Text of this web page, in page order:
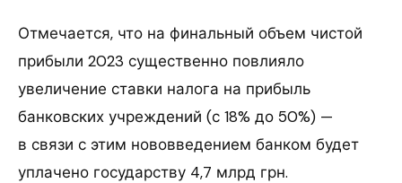
Отмечается, что на финальный объем чистой
прибыли 2023 существенно повлияло
увеличение ставки налога на прибыль
банковских учреждений (с 18% до 50%) —
в связи с этим нововведением банком будет
уплачено государству 4,7 млрд грн.